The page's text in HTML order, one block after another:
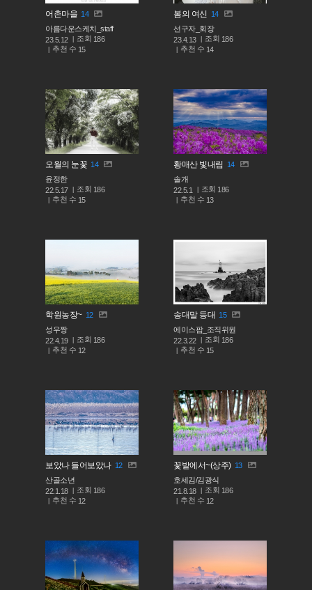
어촌마을 14
아름다운스케치_staff
23.5.12
조회 186
추천 수 15
봄의 여신 14
선구자_회장
23.4.13
조회 186
추천 수 14
오월의 눈꽃 14
윤정한
22.5.17
조회 186
추천 수 15
황매산 빛내림
14
솔개
22.5.1
조회 186
추천 수 13
학원농장~ 12
성우짱
22.4.19
조회 186
추천 수 12
송대말 등대 15
에이스팜_조직위원
22.3.22
조회 186
추천 수 15
보았나 들어보았나 12
산골소년
22.1.18
조회 186
추천 수 12
꽃밭에서~(상주) 13
호세김/김광식
21.8.18
조회 186
추천 수 12